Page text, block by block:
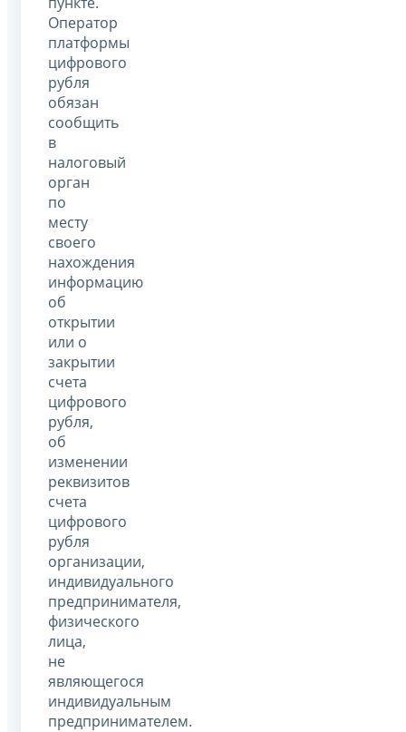
Оператор
платформы
цифрового
рубля
обязан
сообщить
в
налоговый
орган
по
месту
своего
нахождения
информацию
об
открытии
или о
закрытии
счета
цифрового
рубля,
об
изменении
реквизитов
счета
цифрового
рубля
организации,
индивидуального
предпринимателя,
физического
лица,
не
являющегося
индивидуальным
предпринимателем.